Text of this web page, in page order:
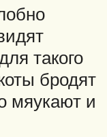
такого
бродят
мяукают и